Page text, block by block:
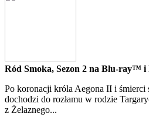
Ród Smoka, Sezon 2 na Blu-ray™
Po koronacji króla Aegona II i
dochodzi do rozłamu w rodzie
z Żelaznego...